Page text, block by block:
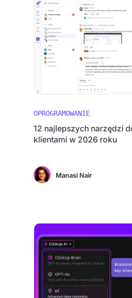
OPROGRAMOWANIE
12 najlepszych narzędzi
klientami w 2026 roku
Manasi Nair